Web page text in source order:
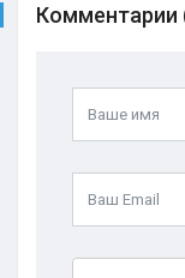
Комментарии